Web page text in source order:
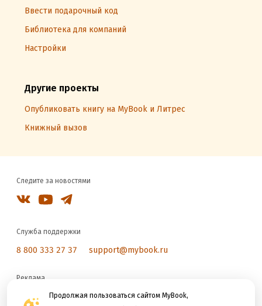
Продолжая пользоваться сайтом MyBook,
Ввести подарочный код
Библиотека для компаний
Настройки
Другие проекты
Опубликовать книгу на MyBook и Литрес
Книжный вызов
Следите за новостями
Служба поддержки
8 800 333 27 37 support@mybook.ru
Реклама
reklama@litres.ru